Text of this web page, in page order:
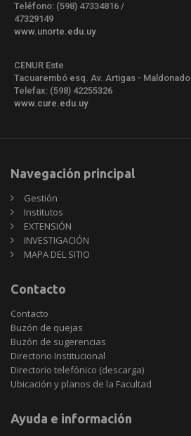
Teléfono: (598) 47334816 /
47329149
www.unorte.edu.uy
CENUR Este
Tacuarembó esq. Av. Artigas - Maldonado
Telefax: (598) 42255326
www.cure.edu.uy
Navegación principal
Gestión
Institutos
EXTENSIÓN
INVESTIGACIÓN
MAPA DEL SITIO
Contacto
Contacto
Buzón de quejas
Buzón de sugerencias
Directorio Institucional
Directorio telefónico (descarga)
Ubicación y planos de la Facultad
Ayuda e información